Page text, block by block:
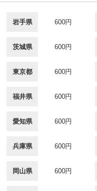
岩手県 600円
茨城県 600円
東京都 600円
福井県 600円
愛知県 600円
兵庫県 600円
岡山県 600円